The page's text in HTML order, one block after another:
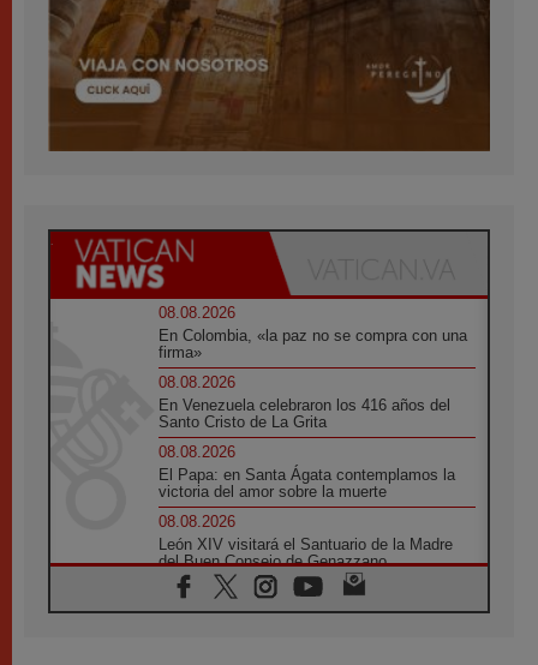
08.08.2026
En Colombia, «la paz no se compra con una
firma»
08.08.2026
En Venezuela celebraron los 416 años del
Santo Cristo de La Grita
08.08.2026
El Papa: en Santa Ágata contemplamos la
victoria del amor sobre la muerte
08.08.2026
León XIV visitará el Santuario de la Madre
del Buen Consejo de Genazzano
07.08.2026
Filipinas: el Vicariato Apostólico de Calapán